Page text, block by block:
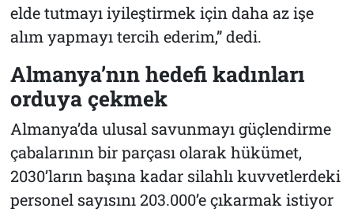
elde tutmayı iyileştirmek için daha az işe
alım yapmayı tercih ederim,” dedi.
Almanya’nın hedefi kadınları
orduya çekmek
Almanya’da ulusal savunmayı güçlendirme
çabalarının bir parçası olarak hükümet,
2030’ların başına kadar silahlı kuvvetlerdeki
personel sayısını 203.000’e çıkarmak istiyor